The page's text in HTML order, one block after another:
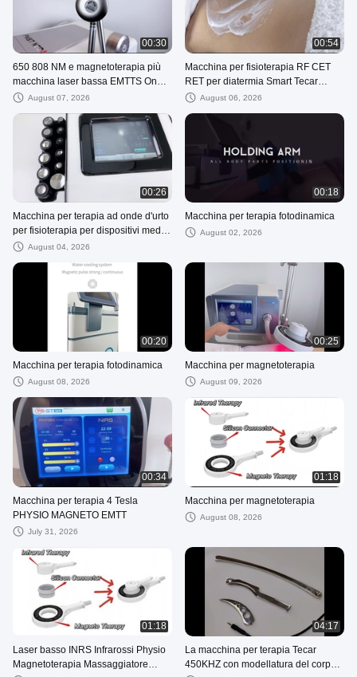
00:30
650 808 NM e magnetoterapia più
macchina laser bassa EMTTS Onda
d'urto fisica
August 07, 2026
00:54
Macchina per fisioterapia RF CET
RET per diatermia Smart Tecar
Therapy 448K per alleviare il dolore
August 06, 2026
00:26
Macchina per terapia ad onde d'urto
per fisioterapia per dispositivi medici
ad onde d'urto Per gomito del
August 04, 2026
00:18
Macchina per terapia fotodinamica
August 02, 2026
00:20
Macchina per terapia fotodinamica
August 08, 2026
00:25
Macchina per magnetoterapia
August 09, 2026
00:34
Macchina per terapia 4 Tesla
PHYSIO MAGNETO EMTT
July 31, 2026
01:18
Macchina per magnetoterapia
August 08, 2026
01:18
Laser basso INRS Infrarossi Physio
Magnetoterapia Massaggiatore
04:17
La macchina per terapia Tecar
450KHZ con modellatura del corpo